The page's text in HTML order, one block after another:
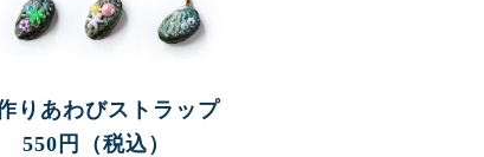
りあわびストラップ
550円（税込）